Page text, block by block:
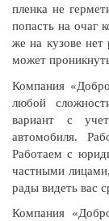
пленка не
попасть на очаг
же на кузове нет
может
Компания
любой
вариант с
автомобиля.
Работаем с
частными
рады видеть вас
Компания